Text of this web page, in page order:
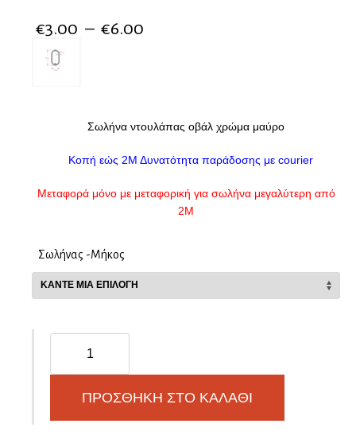
€3.00 – €6.00
Σωλήνα ντουλάπας οβάλ χρώμα μαύρο
Κοπή εώς 2Μ Δυνατότητα παράδοσης με courier
Μεταφορά μόνο με μεταφορική για σωλήνα μεγαλύτερη από
2Μ
Σωλήνας -Μήκος
ντουλάπας
οβάλ
μαύρηΠΡΟΣΘΉΚΗ ΣΤΟ ΚΑΛΆΘΙ